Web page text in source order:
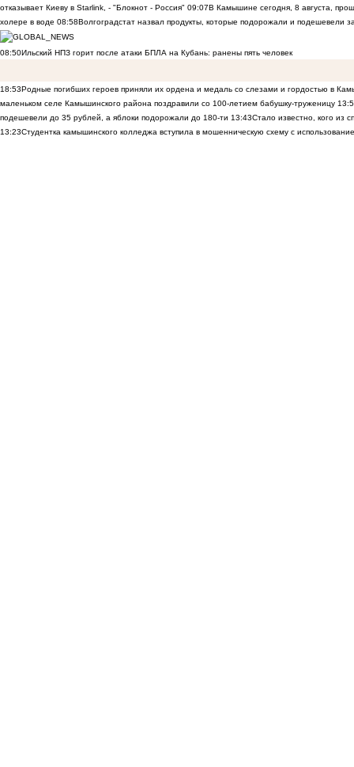
отказывает Киеву в Starlink, - "Блокнот - Россия" 09:07В Камышине сегодня, 8 августа,
холере в воде 08:58Волгоградстат назвал продукты, которые подорожали и подешевели
08:50Ильский НПЗ горит после атаки БПЛА на Кубань: ранены пять человек
18:53Родные погибших героев приняли их ордена и медаль со слезами и гордостью в
маленьком селе Камышинского района поздравили со 100-летием бабушку-труженицу
подешевели до 35 рублей, а яблоки подорожали до 180-ти 13:43Стало известно, кого из
13:23Студентка камышинского колледжа вступила в мошенническую схему с